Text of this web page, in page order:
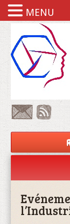
MENU